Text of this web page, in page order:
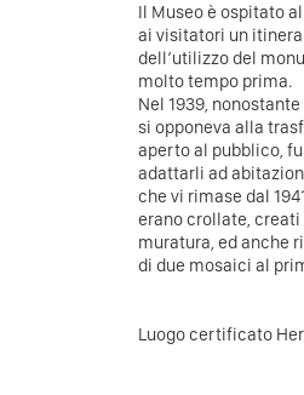
Il Museo è ospitato
ai visitatori un
dell’utilizzo del
molto tempo prima.
Nel 1939,
si opponeva alla
aperto al pubblico,
adattarli ad
che vi rimase dal
erano crollate,
muratura, ed anche
di due mosaici al
Luogo certificato